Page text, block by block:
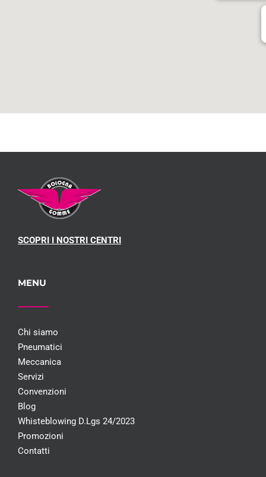
SCOPRI I NOSTRI CENTRI
MENU
Chi siamo
Pneumatici
Meccanica
Servizi
Convenzioni
Blog
Whisteblowing D.Lgs 24/2023
Promozioni
Contatti